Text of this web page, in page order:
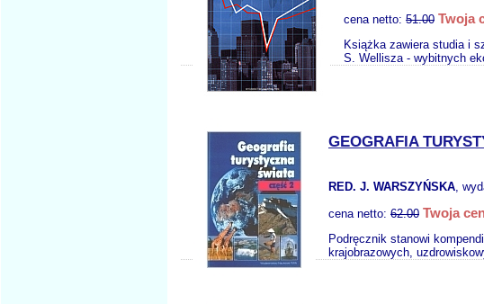
cena netto: 51.00 Twoja
Książka zawiera studia i
S. Wellisza - wybitnych
GEOGRAFIA
RED. J. WARSZYŃSKA,
cena netto: 62.00 Twoja
Podręcznik stanowi
krajobrazowych,